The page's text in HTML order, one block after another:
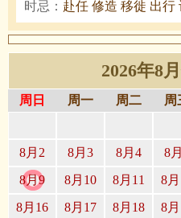
时忌： 赴任 修造 移徙 出行
2026年8
周日 周一 周二 周
8月2
8月3 8月4 8
8月9
8月10 8月11 8
8月16
8月17 8月18 8